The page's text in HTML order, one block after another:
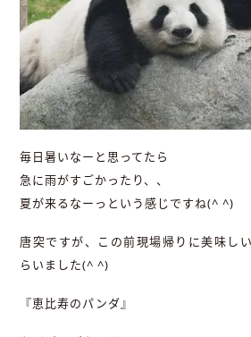
毎日暑いなーと思ってたら
急に雨がすごかったり、、
夏が来るなーっという感じですね(^ ^)
唐突ですが、この前現場帰りに美味し
らいました(^ ^)
『恵比寿のパンダ』